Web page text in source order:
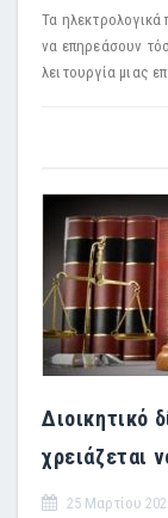
Τα
να επηρεάσουν
λειτουργία μιας
Διοικητικό
χρειάζεται
25 Μαρτίου